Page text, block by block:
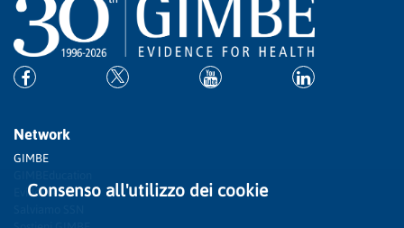
Network
GIMBE
Evidence
Consenso all'utilizzo dei cookie